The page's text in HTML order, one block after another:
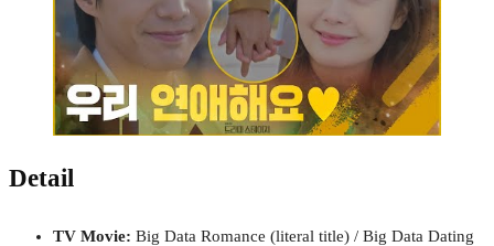
Detail
TV Movie: Big Data Romance (literal title) / Big Data Dating